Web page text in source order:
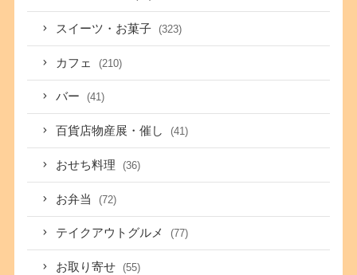
スイーツ・お菓子 (323)
カフェ (210)
バー (41)
百貨店物産展・催し (41)
おせち料理 (36)
お弁当 (72)
テイクアウトグルメ (77)
お取り寄せ (55)